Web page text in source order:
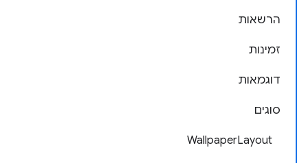
הרשאות
זמינות
דוגמאות
סוגים
WallpaperLayout